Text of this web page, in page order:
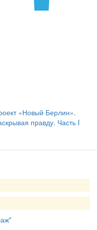
«Новый Берлин».
правду. Часть I